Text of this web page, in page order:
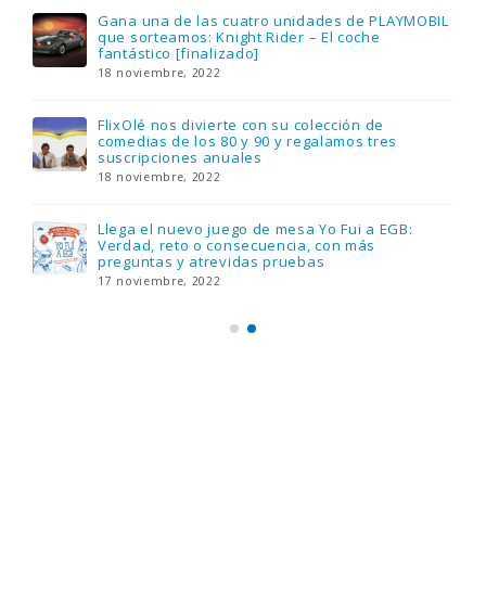
Gana una de las cuatro unidades de PLAYMOBIL
que sorteamos: Knight Rider – El coche
fantástico [finalizado]
18 noviembre, 2022
FlixOlé nos divierte con su colección de
comedias de los 80 y 90 y regalamos tres
suscripciones anuales
18 noviembre, 2022
Llega el nuevo juego de mesa Yo Fui a EGB:
Verdad, reto o consecuencia, con más
preguntas y atrevidas pruebas
17 noviembre, 2022